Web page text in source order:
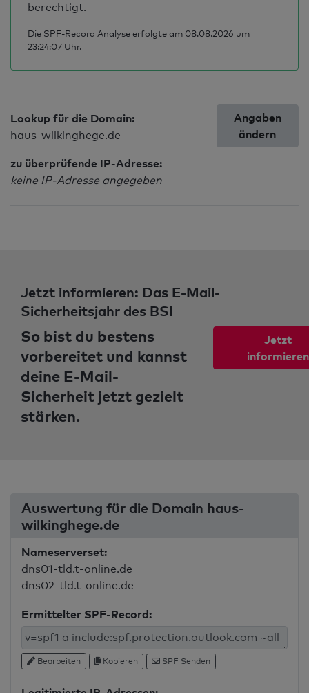
berechtigt.
Die SPF-Record Analyse erfolgte am 08.08.2026 um
23:24:07 Uhr.
Lookup für die Domain:
haus-wilkinghege.de
zu überprüfende IP-Adresse:
keine IP-Adresse angegeben
Angaben
ändern
Jetzt informieren: Das E-Mail-
Sicherheitsjahr des BSI
So bist du bestens
vorbereitet und kannst
deine E-Mail-
Sicherheit jetzt gezielt
stärken.
Jetzt
informieren
Auswertung für die Domain haus-
wilkinghege.de
Nameserverset:
dns01-tld.t-online.de
dns02-tld.t-online.de
Ermittelter SPF-Record:
Bearbeiten Kopieren SPF Senden